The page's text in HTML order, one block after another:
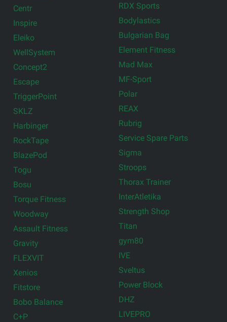
Centr
Inspire
Eleiko
WellSystem
Concept2
Escape
TriggerPoint
SKLZ
Harbinger
RockTape
BlazePod
Togu
Bosu
Torque Fitness
Woodway
Assault Fitness
Gravity
FLEXVIT
Xenios
Fitstore
Bobo Balance
C+P
RDX Sports
Bodylastics
Bulgarian Bag
Element Fitness
Mad Max
MF-Sport
Polar
REAX
Rubrig
Service Spare Parts
Sigma
Stroops
Thorax Trainer
InterAtletika
Strength Shop
Titan
gym80
IVE
Sveltus
Power Block
DHZ
LIVEPRO